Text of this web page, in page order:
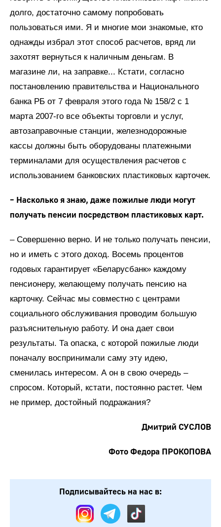
долго, достаточно самому попробовать
пользоваться ими. Я и многие мои знакомые, кто
однажды избрал этот способ расчетов, вряд ли
захотят вернуться к наличным деньгам. В
магазине ли, на заправке... Кстати, согласно
постановлению правительства и Национального
банка РБ от 7 февраля этого года № 158/2 с 1
марта 2007-го все объекты торговли и услуг,
автозаправочные станции, железнодорожные
кассы должны быть оборудованы платежными
терминалами для осуществления расчетов с
использованием банковских пластиковых карточек.
– Насколько я знаю, даже пожилые люди могут
получать пенсии посредством пластиковых карт.
– Совершенно верно. И не только получать пенсии,
но и иметь с этого доход. Восемь процентов
годовых гарантирует «Беларусбанк» каждому
пенсионеру, желающему получать пенсию на
карточку. Сейчас мы совместно с центрами
социального обслуживания проводим большую
разъяснительную работу. И она дает свои
результаты. Та опаска, с которой пожилые люди
поначалу воспринимали саму эту идею,
сменилась интересом. А он в свою очередь –
спросом. Который, кстати, постоянно растет. Чем
не пример, достойный подражания?
Дмитрий СУСЛОВ
Фото Федора ПРОКОПОВА
Подписывайтесь на нас в: